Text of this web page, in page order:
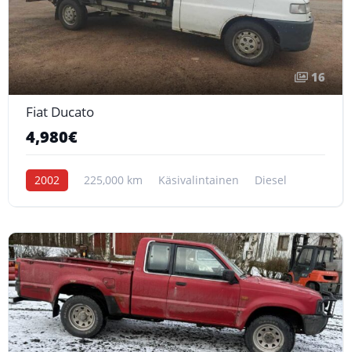
16
Fiat Ducato
4,980€
2002 225,000 km Käsivalintainen Diesel